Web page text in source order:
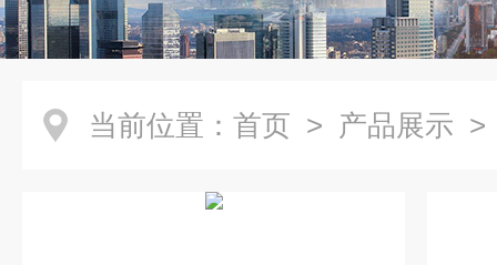
当前位置： 首页 > 产品展示